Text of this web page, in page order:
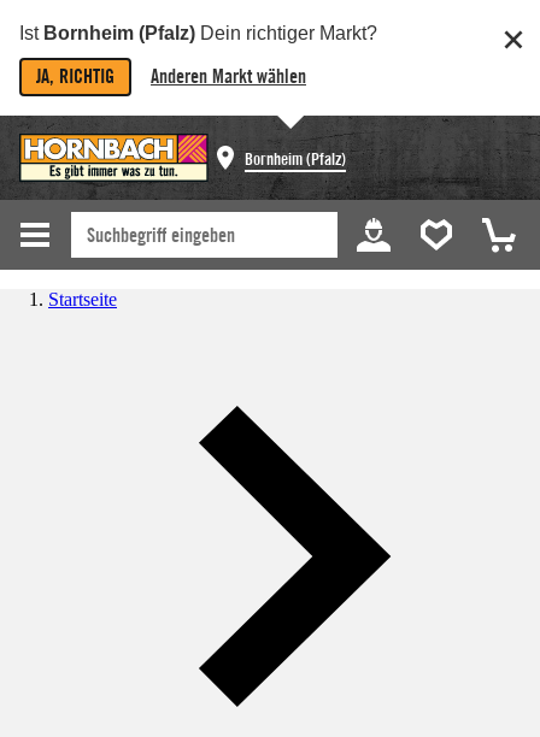
Ist Bornheim (Pfalz) Dein richtiger Markt?
JA, RICHTIG Anderen Markt wählen
Bornheim (Pfalz)
Startseite